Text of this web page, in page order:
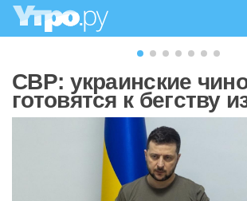
СВР: украинские
готовятся к бегству